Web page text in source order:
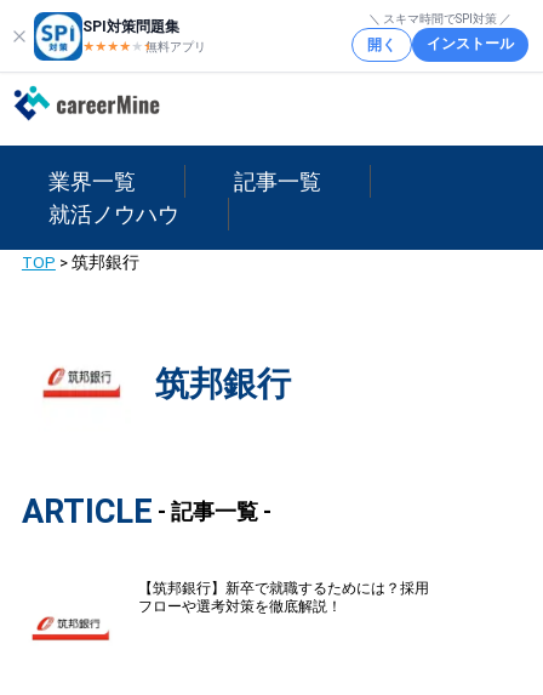
SPI対策問題集
★★★★ ★★
無料アプリ
＼ スキマ時間でSPI対策 ／
開く インストール
業界一覧
記事一覧
就活ノウハウ
TOP >筑邦銀行
筑邦銀行
ARTICLE - 記事一覧 -
【筑邦銀行】新卒で就職するためには？採用
フローや選考対策を徹底解説！